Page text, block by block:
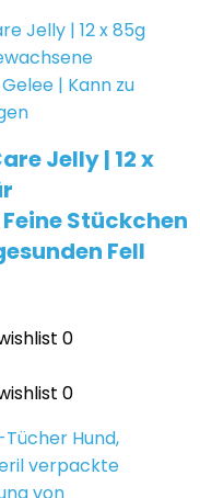
Jelly | 12 x
Stückchen
Fell
0
0